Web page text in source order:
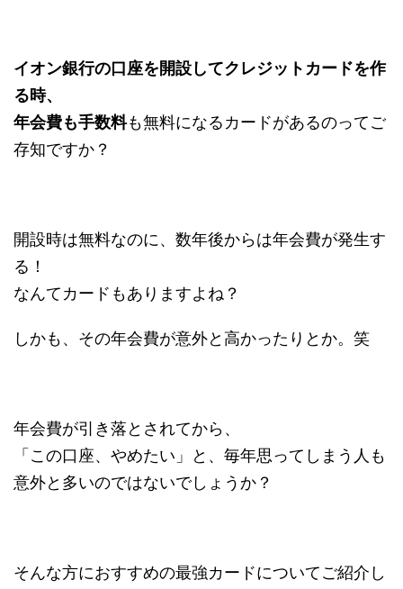
イオン銀行の口座を開設してクレジットカードを作
る時、
年会費も手数料も無料になるカードがあるのってご
存知ですか？
開設時は無料なのに、数年後からは年会費が発生す
る！
なんてカードもありますよね？
しかも、その年会費が意外と高かったりとか。笑
年会費が引き落とされてから、
「この口座、やめたい」と、毎年思ってしまう人も
意外と多いのではないでしょうか？
そんな方におすすめの最強カードについてご紹介し